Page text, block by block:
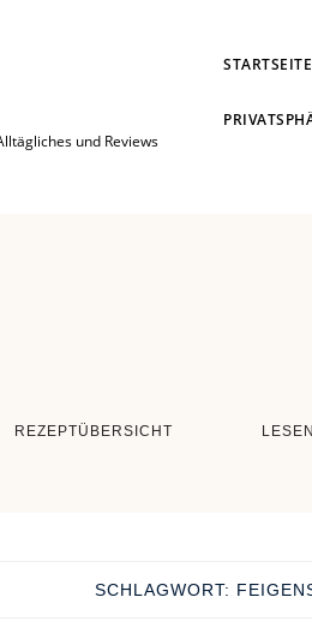
und Reviews
STARTSEITE
REZEPTÜBERSICHT
SCHLAGWORT: